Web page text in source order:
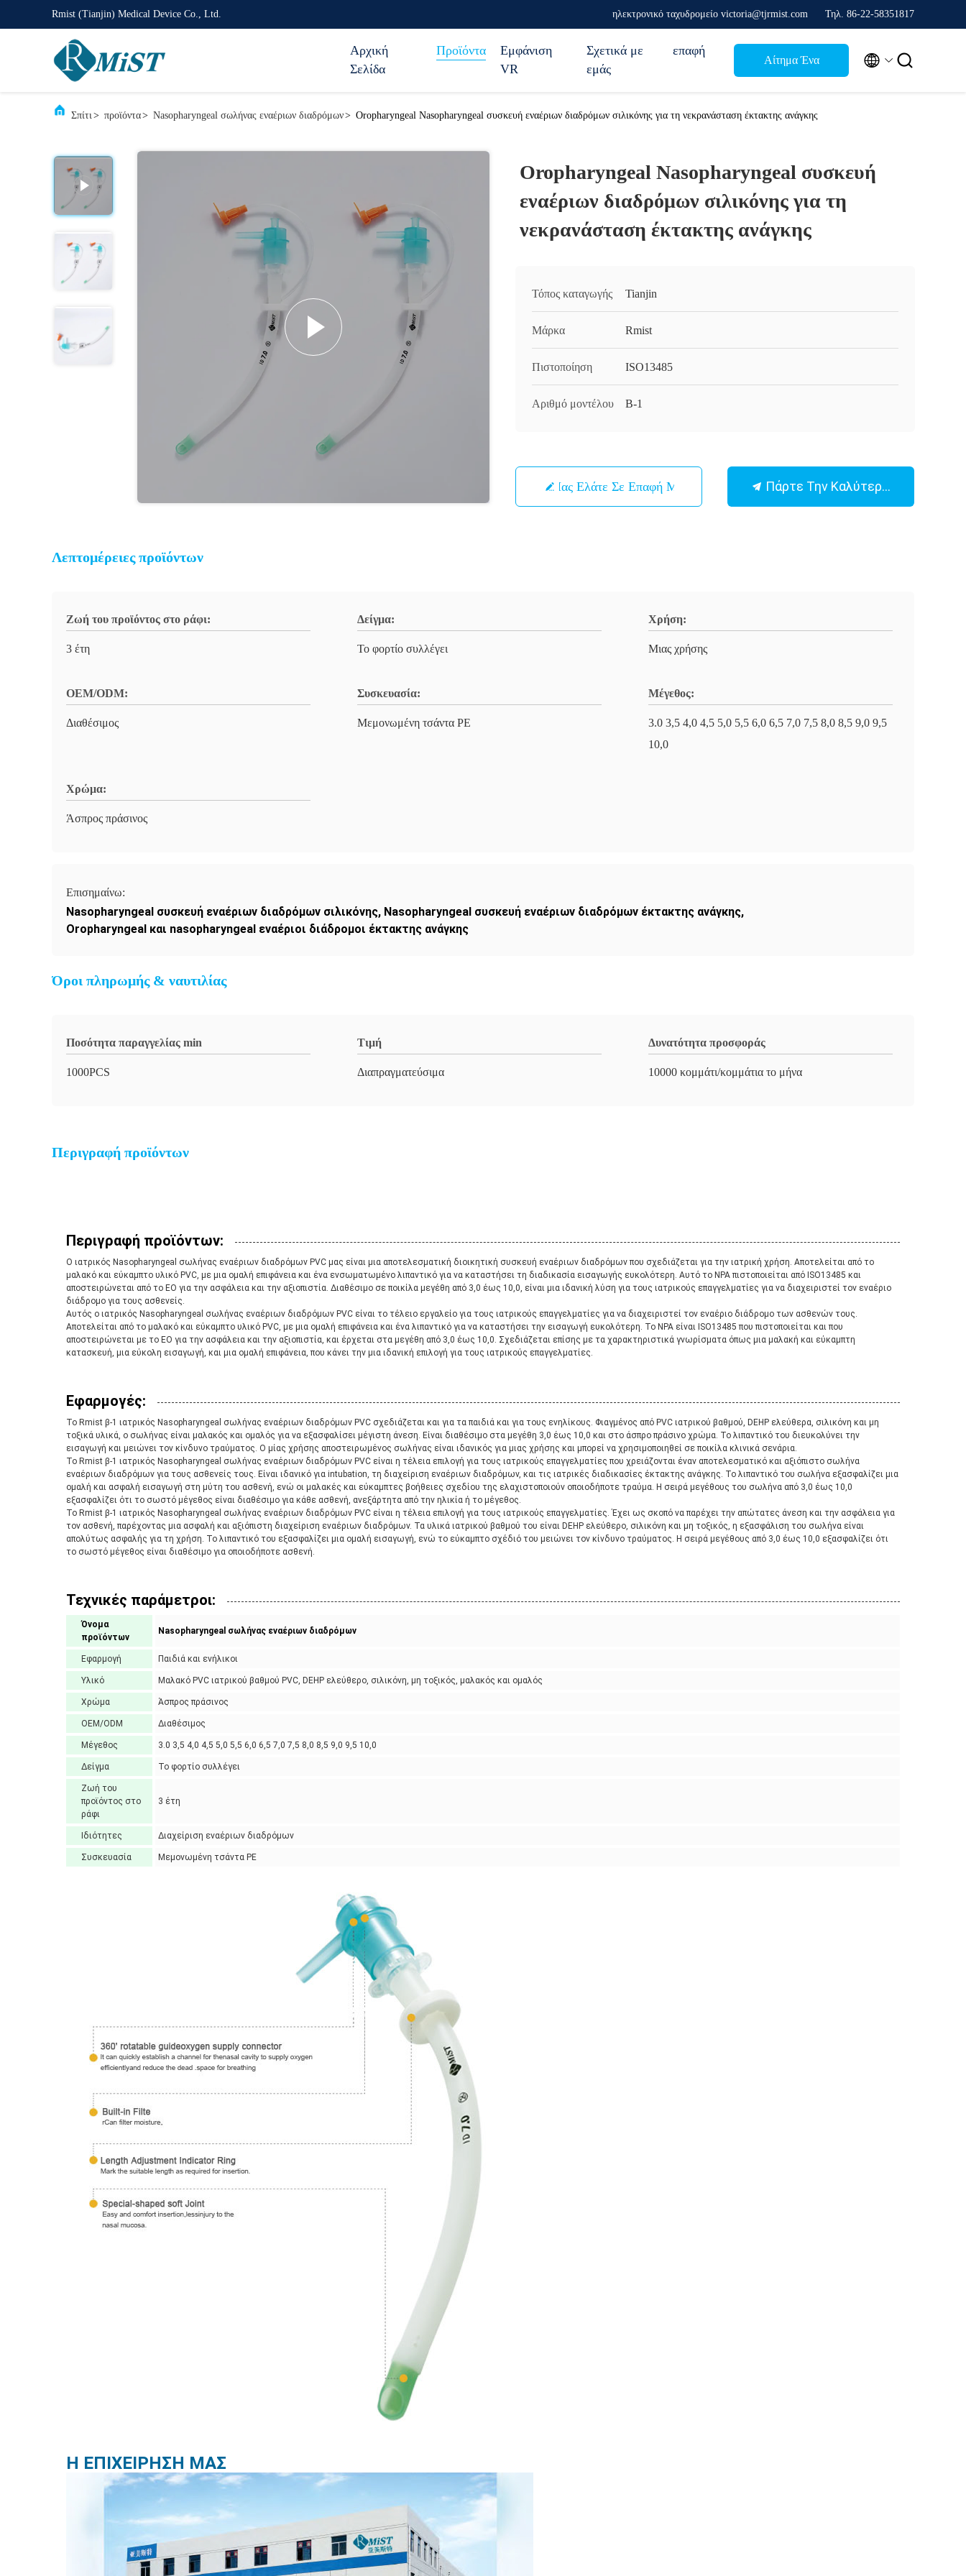
Rmist (Tianjin) Medical Device Co., Ltd. ηλεκτρονικό ταχυδρομείο victoria@tjrmist.com Τηλ. 86-22-58351817
Αρχική
Σελίδα
Προϊόντα
Εμφάνιση
VR
Σχετικά με
εμάς
επαφή
Αίτημα Ένα  
Σπίτι> προϊόντα> Nasopharyngeal σωλήνας εναέριων διαδρόμων> Oropharyngeal Nasopharyngeal συσκευή εναέριων διαδρόμων σιλικόνης για τη νεκρανάσταση έκτακτης ανάγκης
Oropharyngeal Nasopharyngeal συσκευή
εναέριων διαδρόμων σιλικόνης για τη
νεκρανάσταση έκτακτης ανάγκης
Τόπος καταγωγής Tianjin
Μάρκα Rmist
Πιστοποίηση ISO13485
Αριθμό μοντέλου Β-1
Μας Ελάτε Σε Επαφή Με Πάρτε Την Καλύτερη Τιμή
Λεπτομέρειες προϊόντων
Ζωή του προϊόντος στο ράφι:
3 έτη
Δείγμα:
Το φορτίο συλλέγει
Χρήση:
Μιας χρήσης
OEM/ODM:
Διαθέσιμος
Συσκευασία:
Μεμονωμένη τσάντα PE
Μέγεθος:
3.0 3,5 4,0 4,5 5,0 5,5 6,0 6,5 7,0 7,5 8,0 8,5 9,0 9,5
10,0
Χρώμα:
Άσπρος πράσινος
Επισημαίνω:
Nasopharyngeal συσκευή εναέριων διαδρόμων σιλικόνης, Nasopharyngeal συσκευή εναέριων διαδρόμων έκτακτης ανάγκης,
Oropharyngeal και nasopharyngeal εναέριοι διάδρομοι έκτακτης ανάγκης
Όροι πληρωμής & ναυτιλίας
Ποσότητα παραγγελίας min
1000PCS
Τιμή
Διαπραγματεύσιμα
Δυνατότητα προσφοράς
10000 κομμάτι/κομμάτια το μήνα
Περιγραφή προϊόντων
Περιγραφή προϊόντων:
Ο ιατρικός Nasopharyngeal σωλήνας εναέριων διαδρόμων PVC μας είναι μια αποτελεσματική διοικητική συσκευή εναέριων διαδρόμων που σχεδιάζεται για την ιατρική χρήση. Αποτελείται από το
μαλακό και εύκαμπτο υλικό PVC, με μια ομαλή επιφάνεια και ένα ενσωματωμένο λιπαντικό για να καταστήσει τη διαδικασία εισαγωγής ευκολότερη. Αυτό το NPA πιστοποιείται από ISO13485 και
αποστειρώνεται από το EO για την ασφάλεια και την αξιοπιστία. Διαθέσιμο σε ποικίλα μεγέθη από 3,0 έως 10,0, είναι μια ιδανική λύση για τους ιατρικούς επαγγελματίες για να διαχειριστεί τον εναέριο
διάδρομο για τους ασθενείς.
Αυτός ο ιατρικός Nasopharyngeal σωλήνας εναέριων διαδρόμων PVC είναι το τέλειο εργαλείο για τους ιατρικούς επαγγελματίες για να διαχειριστεί τον εναέριο διάδρομο των ασθενών τους.
Αποτελείται από το μαλακό και εύκαμπτο υλικό PVC, με μια ομαλή επιφάνεια και ένα λιπαντικό για να καταστήσει την εισαγωγή ευκολότερη. Το NPA είναι ISO13485 που πιστοποιείται και που
αποστειρώνεται με το EO για την ασφάλεια και την αξιοπιστία, και έρχεται στα μεγέθη από 3,0 έως 10,0. Σχεδιάζεται επίσης με τα χαρακτηριστικά γνωρίσματα όπως μια μαλακή και εύκαμπτη
κατασκευή, μια εύκολη εισαγωγή, και μια ομαλή επιφάνεια, που κάνει την μια ιδανική επιλογή για τους ιατρικούς επαγγελματίες.
Εφαρμογές:
Το Rmist β-1 ιατρικός Nasopharyngeal σωλήνας εναέριων διαδρόμων PVC σχεδιάζεται και για τα παιδιά και για τους ενηλίκους. Φιαγμένος από PVC ιατρικού βαθμού, DEHP ελεύθερα, σιλικόνη και μη
τοξικά υλικά, ο σωλήνας είναι μαλακός και ομαλός για να εξασφαλίσει μέγιστη άνεση. Είναι διαθέσιμο στα μεγέθη 3,0 έως 10,0 και στο άσπρο πράσινο χρώμα. Το λιπαντικό του διευκολύνει την
εισαγωγή και μειώνει τον κίνδυνο τραύματος. Ο μίας χρήσης αποστειρωμένος σωλήνας είναι ιδανικός για μιας χρήσης και μπορεί να χρησιμοποιηθεί σε ποικίλα κλινικά σενάρια.
Το Rmist β-1 ιατρικός Nasopharyngeal σωλήνας εναέριων διαδρόμων PVC είναι η τέλεια επιλογή για τους ιατρικούς επαγγελματίες που χρειάζονται έναν αποτελεσματικό και αξιόπιστο σωλήνα
εναέριων διαδρόμων για τους ασθενείς τους. Είναι ιδανικό για intubation, τη διαχείριση εναέριων διαδρόμων, και τις ιατρικές διαδικασίες έκτακτης ανάγκης. Το λιπαντικό του σωλήνα εξασφαλίζει μια
ομαλή και ασφαλή εισαγωγή στη μύτη του ασθενή, ενώ οι μαλακές και εύκαμπτες βοήθειες σχεδίου της ελαχιστοποιούν οποιοδήποτε τραύμα. Η σειρά μεγέθους του σωλήνα από 3,0 έως 10,0
εξασφαλίζει ότι το σωστό μέγεθος είναι διαθέσιμο για κάθε ασθενή, ανεξάρτητα από την ηλικία ή το μέγεθος.
Το Rmist β-1 ιατρικός Nasopharyngeal σωλήνας εναέριων διαδρόμων PVC είναι η τέλεια επιλογή για τους ιατρικούς επαγγελματίες. Έχει ως σκοπό να παρέχει την απώτατες άνεση και την ασφάλεια για
τον ασθενή, παρέχοντας μια ασφαλή και αξιόπιστη διαχείριση εναέριων διαδρόμων. Τα υλικά ιατρικού βαθμού του είναι DEHP ελεύθερο, σιλικόνη και μη τοξικός, η εξασφάλιση του σωλήνα είναι
απολύτως ασφαλής για τη χρήση. Το λιπαντικό του εξασφαλίζει μια ομαλή εισαγωγή, ενώ το εύκαμπτο σχέδιό του μειώνει τον κίνδυνο τραύματος. Η σειρά μεγέθους από 3,0 έως 10,0 εξασφαλίζει ότι
το σωστό μέγεθος είναι διαθέσιμο για οποιοδήποτε ασθενή.
Τεχνικές παράμετροι:
Όνομα
προϊόντων
Nasopharyngeal σωλήνας εναέριων διαδρόμων
Εφαρμογή Παιδιά και ενήλικοι
Υλικό Μαλακό PVC ιατρικού βαθμού PVC, DEHP ελεύθερο, σιλικόνη, μη τοξικός, μαλακός και ομαλός
Χρώμα Άσπρος πράσινος
OEM/ODM Διαθέσιμος
Μέγεθος 3.0 3,5 4,0 4,5 5,0 5,5 6,0 6,5 7,0 7,5 8,0 8,5 9,0 9,5 10,0
Δείγμα Το φορτίο συλλέγει
Ζωή του
προϊόντος στο
ράφι
3 έτη
Ιδιότητες Διαχείριση εναέριων διαδρόμων
Συσκευασία Μεμονωμένη τσάντα PE
Η ΕΠΙΧΕΙΡΗΣΗ ΜΑΣ